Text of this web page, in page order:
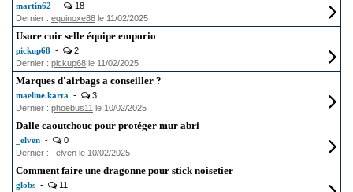
martin62 -
18
Dernier : equinoxe88 le 11/02/2025
Usure cuir selle équipe emporio
pickup68 -
2
Dernier : pickup68 le 11/02/2025
Marques d'airbags a conseiller ?
maeline.karta -
3
Dernier : phoebus11 le 10/02/2025
Dalle caoutchouc pour protéger mur abri
_elven -
0
Dernier :
_elven le 10/02/2025
Comment faire une dragonne pour stick noisetier
globs -
11